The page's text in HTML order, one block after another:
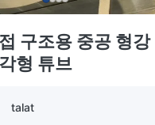
구조용 중공 형강
형 튜브
talat